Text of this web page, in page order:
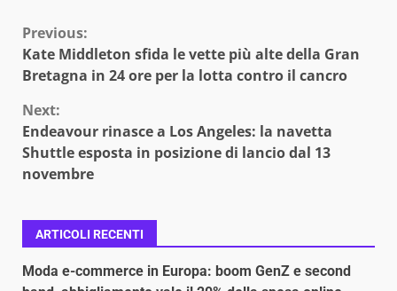
Continue
Reading
Previous:
Kate Middleton sfida le vette più alte della Gran
Bretagna in 24 ore per la lotta contro il cancro
Next:
Endeavour rinasce a Los Angeles: la navetta
Shuttle esposta in posizione di lancio dal 13
novembre
ARTICOLI RECENTI
Moda e-commerce in Europa: boom GenZ e second